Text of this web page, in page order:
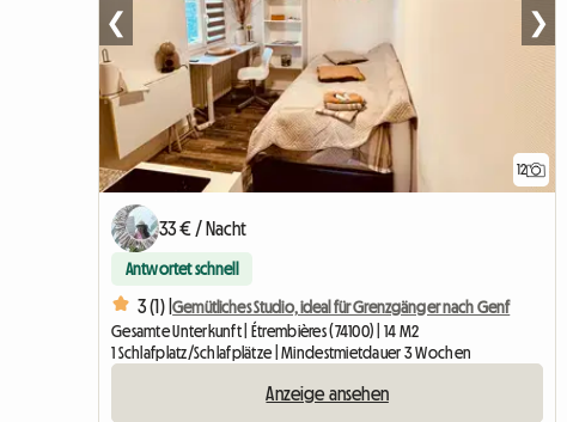
12
❮ ❯
33 € / Nacht
Antwortet schnell
3 (1) |Gemütliches Studio, ideal für Grenzgänger nach Genf
Gesamte Unterkunft | Étrembières (74100) | 14 M2
1 Schlafplatz/Schlafplätze | Mindestmietdauer 3 Wochen
Anzeige ansehen